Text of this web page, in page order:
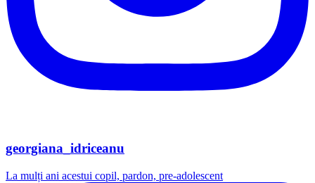
georgiana_idriceanu
La mulți ani acestui copil, pardon, pre-adolescent